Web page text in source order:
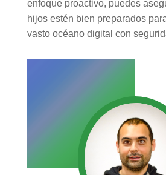
enfoque proactivo, puedes
hijos estén bien preparados
vasto océano digital con